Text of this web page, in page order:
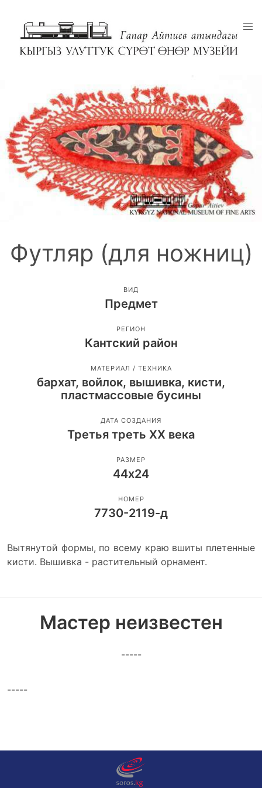
Футляр (для ножниц)
ВИД
Предмет
РЕГИОН
Кантский район
МАТЕРИАЛ / ТЕХНИКА
бархат, войлок, вышивка, кисти,
пластмассовые бусины
ДАТА СОЗДАНИЯ
Третья треть ХХ века
РАЗМЕР
44х24
НОМЕР
7730-2119-д
Вытянутой формы, по всему краю вшиты плетенные
кисти. Вышивка - растительный орнамент.
Мастер неизвестен
-----
-----